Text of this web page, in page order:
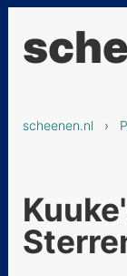
scheenen.nl ›